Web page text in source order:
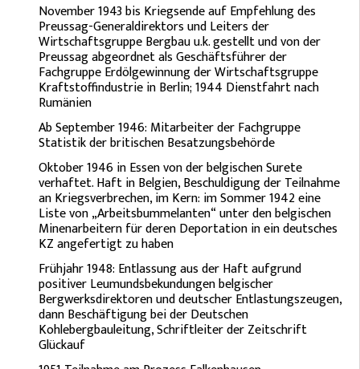
November 1943 bis Kriegsende auf Empfehlung des
Preussag-Generaldirektors und Leiters der
Wirtschaftsgruppe Bergbau u.k. gestellt und von der
Preussag abgeordnet als Geschäftsführer der
Fachgruppe Erdölgewinnung der Wirtschaftsgruppe
Kraftstoffindustrie in Berlin; 1944 Dienstfahrt nach
Rumänien
Ab September 1946: Mitarbeiter der Fachgruppe
Statistik der britischen Besatzungsbehörde
Oktober 1946 in Essen von der belgischen Surete
verhaftet. Haft in Belgien, Beschuldigung der Teilnahme
an Kriegsverbrechen, im Kern: im Sommer 1942 eine
Liste von „Arbeitsbummelanten“ unter den belgischen
Minenarbeitern für deren Deportation in ein deutsches
KZ angefertigt zu haben
Frühjahr 1948: Entlassung aus der Haft aufgrund
positiver Leumundsbekundungen belgischer
Bergwerksdirektoren und deutscher Entlastungszeugen,
dann Beschäftigung bei der Deutschen
Kohlebergbauleitung, Schriftleiter der Zeitschrift
Glückauf